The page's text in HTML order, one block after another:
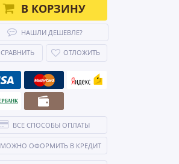
В КОРЗИНУ
НАШЛИ ДЕШЕВЛЕ?
СРАВНИТЬ ОТЛОЖИТЬ
ВСЕ СПОСОБЫ ОПЛАТЫ
МОЖНО ОФОРМИТЬ В КРЕДИТ